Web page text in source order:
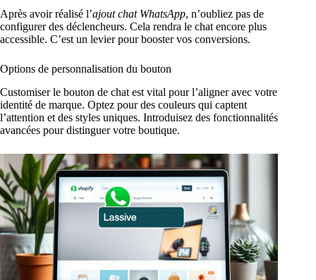
Après avoir réalisé l’ajout chat WhatsApp, n’oubliez pas de
configurer des déclencheurs. Cela rendra le chat encore plus
accessible. C’est un levier pour booster vos conversions.
Options de personnalisation du bouton
Customiser le bouton de chat est vital pour l’aligner avec votre
identité de marque. Optez pour des couleurs qui captent
l’attention et des styles uniques. Introduisez des fonctionnalités
avancées pour distinguer votre boutique.